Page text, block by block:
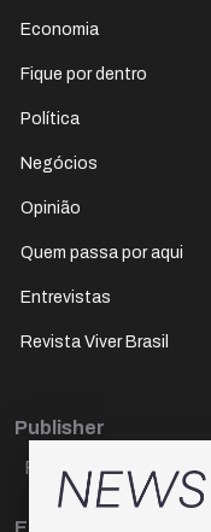
Economia
Fique por dentro
Política
Negócios
Opinião
Quem passa por aqui
Entrevistas
Revista Viver Brasil
Publisher
Paulo Cesar de Oliveira
Editora Chefe